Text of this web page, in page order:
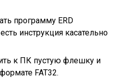
программу ERD
инструкция касательно
к ПК пустую флешку и
FAT32.